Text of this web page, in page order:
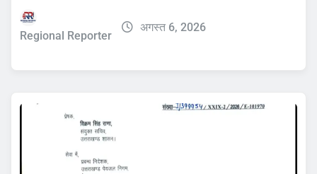
Regional Reporter
अगस्त 6, 2026